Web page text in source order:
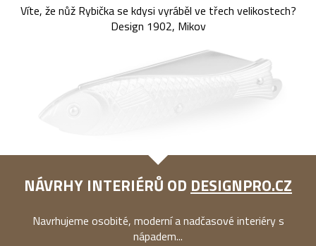
Víte, že nůž Rybička se kdysi vyráběl ve třech velikostech?
Design 1902, Mikov
NÁVRHY INTERIÉRŮ OD DESIGNPRO.CZ
Navrhujeme osobité, moderní a nadčasové interiéry s
nápadem...